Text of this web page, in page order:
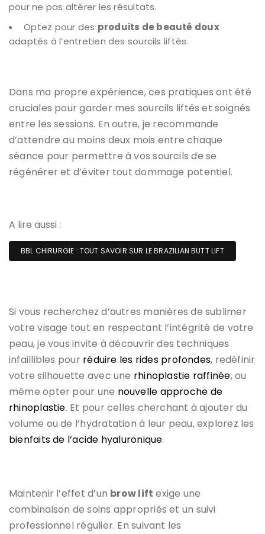
pour ne pas altérer les résultats.
Optez pour des produits de beauté doux
adaptés à l’entretien des sourcils liftés.
Dans ma propre expérience, ces pratiques ont été
cruciales pour garder mes sourcils liftés et soignés
entre les sessions. En outre, je recommande
d’attendre au moins deux mois entre chaque
séance pour permettre à vos sourcils de se
régénérer et d’éviter tout dommage potentiel.
A lire aussi :
BBL CHIRURGIE : TOUT SAVOIR SUR LE BRAZILIAN BUTT LIFT
Si vous recherchez d’autres manières de sublimer
votre visage tout en respectant l’intégrité de votre
peau, je vous invite à découvrir des techniques
infaillibles pour réduire les rides profondes, redéfinir
votre silhouette avec une rhinoplastie raffinée, ou
même opter pour une nouvelle approche de
rhinoplastie. Et pour celles cherchant à ajouter du
volume ou de l’hydratation à leur peau, explorez les
bienfaits de l’acide hyaluronique.
Maintenir l’effet d’un brow lift exige une
combinaison de soins appropriés et un suivi
professionnel régulier. En suivant les